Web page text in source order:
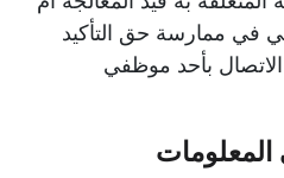
في ممارسة حق التأكيد
بأحد موظفي